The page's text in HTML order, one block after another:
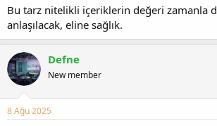
Bu tarz nitelikli içeriklerin değeri zamanla
anlaşılacak, eline sağlık.
Defne
New member
8 Ağu 2025